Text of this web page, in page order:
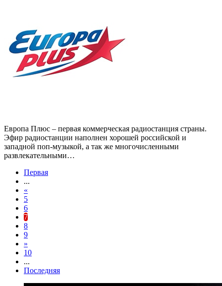
Европа Плюс – первая коммерческая радиостанция страны.
Эфир радиостанции наполнен хорошей российской и
западной поп-музыкой, а так же многочисленными
развлекательными…
Первая
...
«
5
6
7
8
9
»
10
...
Последняя